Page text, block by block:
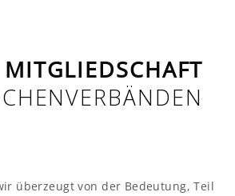
MITGLIEDSCHAFT
überzeugt von der Bedeutung, Teil